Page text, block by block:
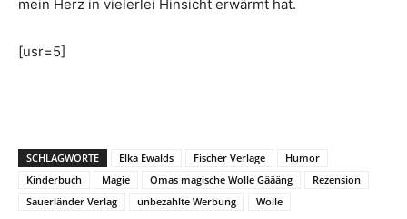
mein Herz in vielerlei Hinsicht erwärmt hat.
[usr=5]
SCHLAGWORTE Elka Ewalds Fischer Verlage
Humor
Kinderbuch
Magie Omas magische Wolle Gäääng
Rezension
Sauerländer Verlag
unbezahlte Werbung Wolle